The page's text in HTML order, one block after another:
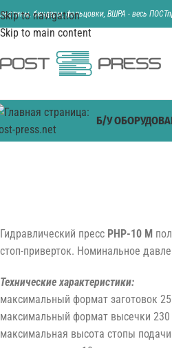
Skip to navigation
Skip to main content
биндеры, фальцовки, ВШРА - весь
Б/У
Гидравлический пресс PHP-10 M
стоп-приверток. Номинальное
Технические характеристики:
максимальный формат заготовок
максимальный формат высечки
максимальная высота стопы